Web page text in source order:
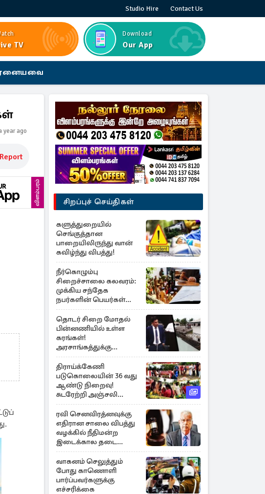
Studio Hire Contact Us
TV
Download
Our App
year ago
Report
விளம்பரம் சிறப்புச் செய்திகள்
களுத்துறையில்
செங்குத்தான
பாறையிலிருந்து வான்
கவிழ்ந்து விபத்து!
நீர்கொழும்பு
சிறைச்சாலை கலவரம்:
முக்கிய சந்தேக
நபர்களின் பெயர்கள்
நீதிமன்றில் சமர்ப்பிப்பு!
தொடர் சிறை மோதல்
பின்னணியில் உள்ள
கரங்கள்!
அரசாங்கத்துக்கு
கிடைத்த புலனாய்வு
தகவல்
திராய்க்கேணி
படுகொலையின் 36 வது
ஆண்டு நிறைவு!
சுடரேற்றி அஞ்சலி
செலுத்திய மக்கள்
ரவி செனவிரத்னவுக்கு
எதிரான சாலை விபத்து
வழக்கில் நீதிமன்ற
இடைக்கால தடை
உத்தரவு!
வாகனம் செலுத்தும்
போது காணொளி
பார்ப்பவர்களுக்கு
எச்சரிக்கை